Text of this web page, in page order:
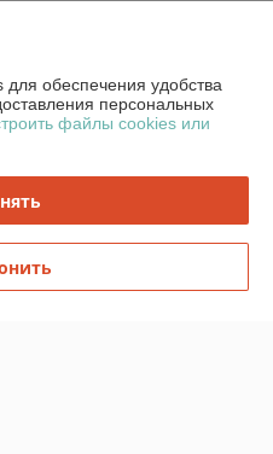
Ковалевской, д.54, корп.1, каб.
обеспечения удобства
персональных
файлы cookies или